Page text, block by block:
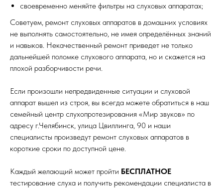
своевременно меняйте фильтры на слуховых аппаратах;
Советуем, ремонт слуховых аппаратов в домашних условиях
не выполнять самостоятельно, не имея определённых знаний
и навыков. Некачественный ремонт приведет не только
дальнейшей поломке слухового аппарата, но и скажется на
плохой разборчивости речи.
Если произошли непредвиденные ситуации и слуховой
аппарат вышел из строя, вы всегда можете обратиться в наш
семейный центр слухопротезирования «Мир звуков» по
адресу г.Челябинск, улица Цвиллинга, 90 и наши
специалисты произведут ремонт слуховых аппаратов в
короткие сроки по доступной цене.
Каждый желающий может пройти БЕСПЛАТНОЕ
тестирование слуха и получить рекомендации специалиста в